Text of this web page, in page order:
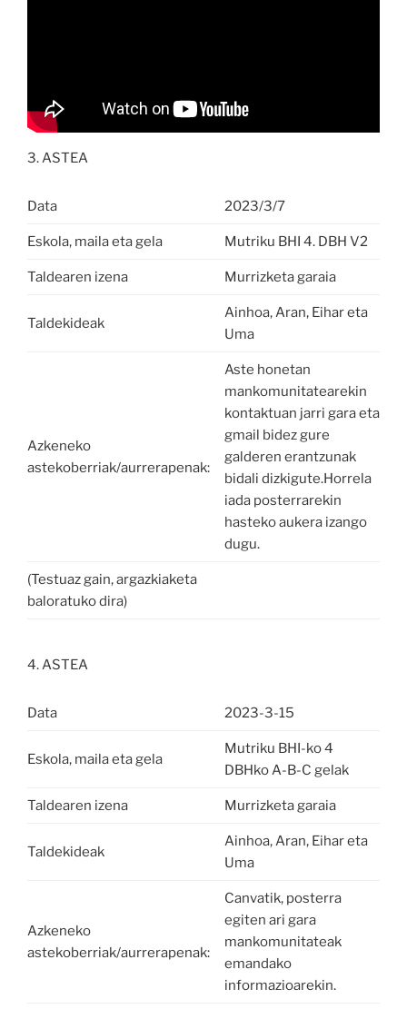
3. ASTEA
Data 2023/3/7
Eskola, maila eta gela Mutriku BHI 4. DBH V2
Taldearen izena Murrizketa garaia
Taldekideak
Ainhoa, Aran, Eihar eta
Uma
Azkeneko
astekoberriak/aurrerapenak:
Aste honetan
mankomunitatearekin
kontaktuan jarri gara eta
gmail bidez gure
galderen erantzunak
bidali dizkigute.Horrela
iada posterrarekin
hasteko aukera izango
dugu.
(Testuaz gain, argazkiaketa
baloratuko dira)
4. ASTEA
Data 2023-3-15
Eskola, maila eta gela
Mutriku BHI-ko 4
DBHko A-B-C gelak
Taldearen izena Murrizketa garaia
Taldekideak
Ainhoa, Aran, Eihar eta
Uma
Azkeneko
astekoberriak/aurrerapenak:
Canvatik, posterra
egiten ari gara
mankomunitateak
emandako
informazioarekin.